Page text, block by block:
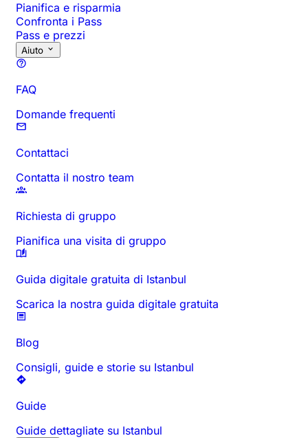
Pianifica e risparmia
Confronta i Pass
Pass e prezzi
Aiuto
FAQ
Domande frequenti
Contattaci
Contatta il nostro team
Richiesta di gruppo
Pianifica una visita di gruppo
Guida digitale gratuita di Istanbul
Scarica la nostra guida digitale gratuita
Blog
Consigli, guide e storie su Istanbul
Guide
Guide dettagliate su Istanbul